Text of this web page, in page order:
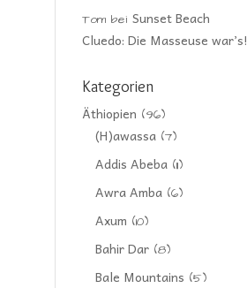
Tom beiSunset Beach
Cluedo: Die Masseuse war’s!
Kategorien
Äthiopien (96)
(H)awassa (7)
Addis Abeba (11)
Awra Amba (6)
Axum (10)
Bahir Dar (8)
Bale Mountains (5)